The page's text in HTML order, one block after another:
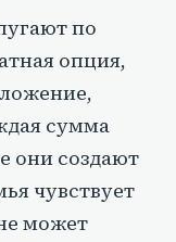
по
опция,
сумма
они создают
чувствует
может